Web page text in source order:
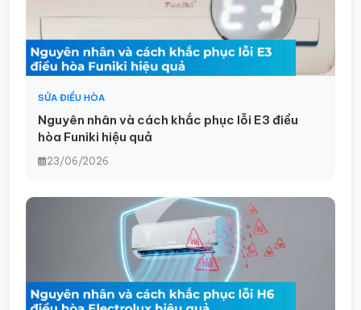
SỬA ĐIỀU HÒA
Nguyên nhân và cách khắc phục lỗi E3 điều
hòa Funiki hiệu quả
23/06/2026